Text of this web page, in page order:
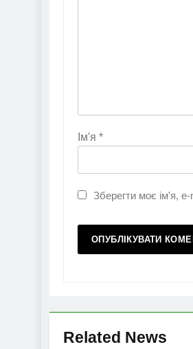
Ім'я *
Зберегти моє ім'я,
Related News